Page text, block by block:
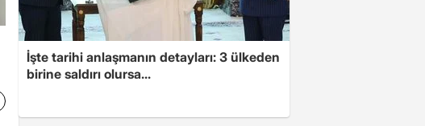
İşte tarihi anlaşmanın detayları: 3 ülkeden
birine saldırı olursa...